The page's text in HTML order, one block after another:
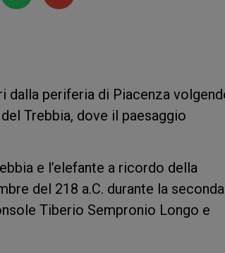
periferia di Piacenza
Trebbia, dove il paesaggio
e l’elefante a ricordo della
del 218 a.C. durante la seconda
Tiberio Sempronio Longo e